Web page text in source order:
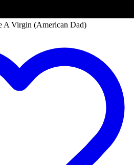
A Virgin (American Dad)